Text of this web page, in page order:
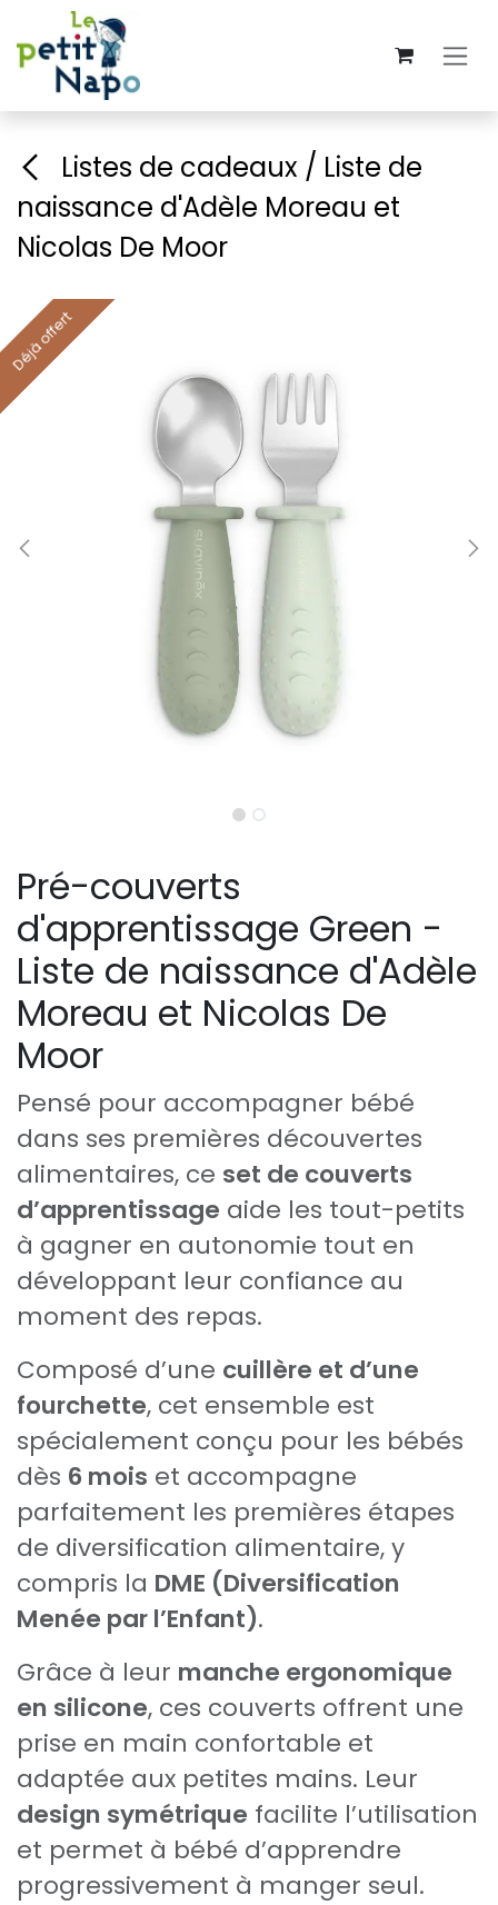
Se rendre au contenu
Listes de cadeaux / Liste de
naissance d'Adèle Moreau et
Nicolas De Moor
Déjà offert
Déjà offert
Pré-couverts
d'apprentissage Green -
Liste de naissance d'Adèle
Moreau et Nicolas De
Moor
Pensé pour accompagner bébé
dans ses premières découvertes
alimentaires, ce set de couverts
d’apprentissage aide les tout-petits
à gagner en autonomie tout en
développant leur confiance au
moment des repas.
Composé d’une cuillère et d’une
fourchette, cet ensemble est
spécialement conçu pour les bébés
dès 6 mois et accompagne
parfaitement les premières étapes
de diversification alimentaire, y
compris la DME (Diversification
Menée par l’Enfant).
Grâce à leur manche ergonomique
en silicone, ces couverts offrent une
prise en main confortable et
adaptée aux petites mains. Leur
design symétrique facilite l’utilisation
et permet à bébé d’apprendre
progressivement à manger seul.